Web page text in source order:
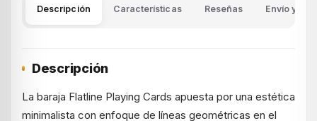
Descripción Características Reseñas Envío y
Descripción
La baraja Flatline Playing Cards apuesta por una estética
minimalista con enfoque de líneas geométricas en el